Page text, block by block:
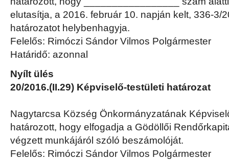
elutasítja, a 2016. február 10. napján kelt, 336-3/
határozatot helybenhagyja.
Felelős: Rimóczi Sándor Vilmos Polgármester
Határidő: azonnal
Nyílt ülés
20/2016.(II.29) Képviselő-testületi határozat
Nagytarcsa Község Önkormányzatának
határozott, hogy elfogadja a Gödöllői
végzett munkájáról szóló beszámolóját.
Felelős: Rimóczi Sándor Vilmos Polgármester